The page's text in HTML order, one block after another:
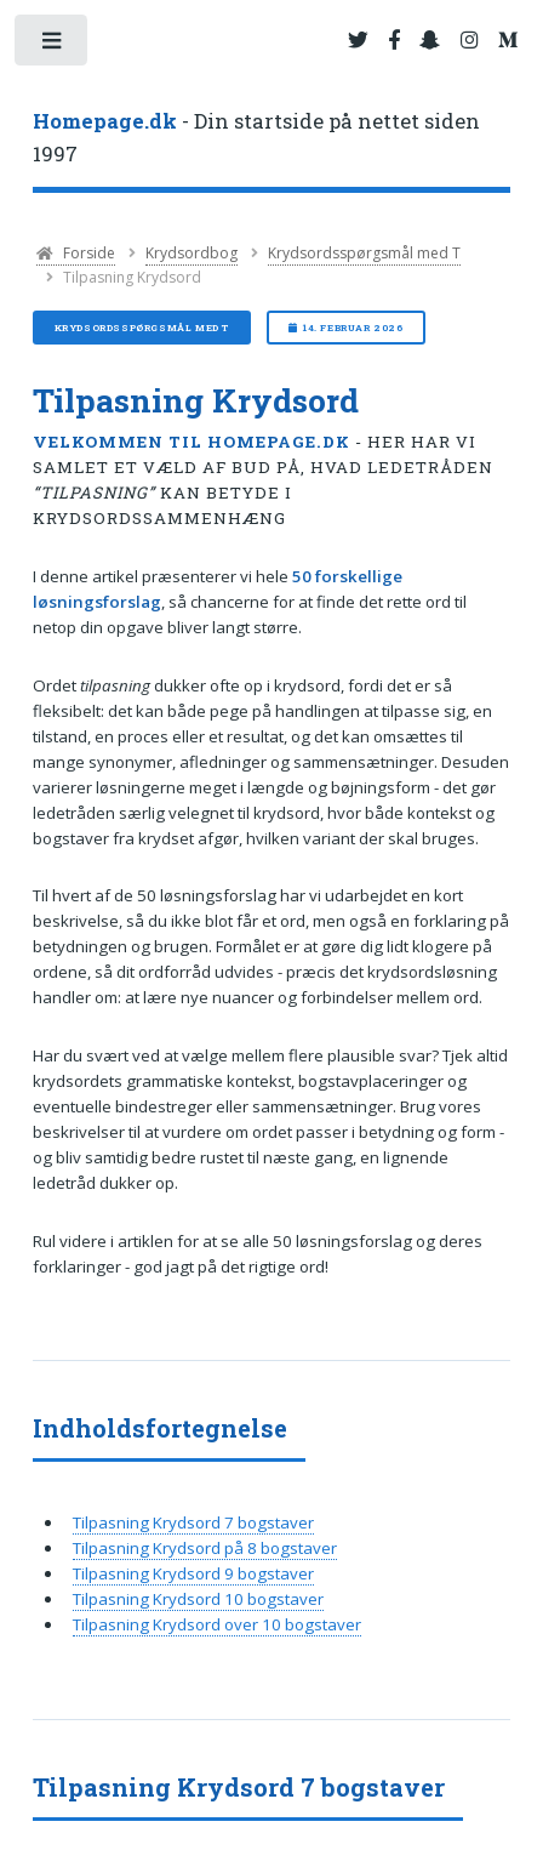
Homepage.dk - Din startside på nettet siden
1997
Forside Krydsordbog
Krydsordsspørgsmål med T
Tilpasning Krydsord
KRYDSORDSSPØRGSMÅL MED T 14. FEBRUAR 2026
Tilpasning Krydsord
VELKOMMEN TIL HOMEPAGE.DK - HER HAR VI
SAMLET ET VÆLD AF BUD PÅ, HVAD LEDETRÅDEN
“TILPASNING”KAN BETYDE I
KRYDSORDSSAMMENHÆNG
I denne artikel præsenterer vi hele 50 forskellige
løsningsforslag, så chancerne for at finde det rette ord til
netop din opgave bliver langt større.
Ordettilpasningdukker ofte op i krydsord, fordi det er så
fleksibelt: det kan både pege på handlingen at tilpasse sig, en
tilstand, en proces eller et resultat, og det kan omsættes til
mange synonymer, afledninger og sammensætninger. Desuden
varierer løsningerne meget i længde og bøjningsform - det gør
ledetråden særlig velegnet til krydsord, hvor både kontekst og
bogstaver fra krydset afgør, hvilken variant der skal bruges.
Til hvert af de 50 løsningsforslag har vi udarbejdet en kort
beskrivelse, så du ikke blot får et ord, men også en forklaring på
betydningen og brugen. Formålet er at gøre dig lidt klogere på
ordene, så dit ordforråd udvides - præcis det krydsordsløsning
handler om: at lære nye nuancer og forbindelser mellem ord.
Har du svært ved at vælge mellem flere plausible svar? Tjek altid
krydsordets grammatiske kontekst, bogstavplaceringer og
eventuelle bindestreger eller sammensætninger. Brug vores
beskrivelser til at vurdere om ordet passer i betydning og form -
og bliv samtidig bedre rustet til næste gang, en lignende
ledetråd dukker op.
Rul videre i artiklen for at se alle 50 løsningsforslag og deres
forklaringer - god jagt på det rigtige ord!
Tilpasning Krydsord 7 bogstaver
Indholdsfortegnelse
Tilpasning Krydsord 7 bogstaver
Tilpasning Krydsord på 8 bogstaver
Tilpasning Krydsord 9 bogstaver
Tilpasning Krydsord 10 bogstaver
Tilpasning Krydsord over 10 bogstaver